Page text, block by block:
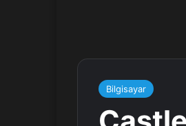
Bilgisayar